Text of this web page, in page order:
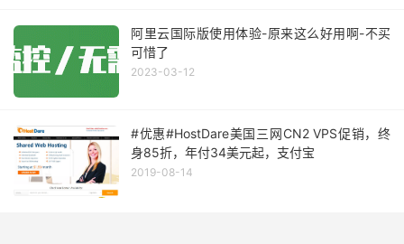
阿里云国际版使用体验-原来这么好用啊-不买
可惜了
2023-03-12
#优惠#HostDare美国三网CN2 VPS促销，终
身85折，年付34美元起，支付宝
2019-08-14